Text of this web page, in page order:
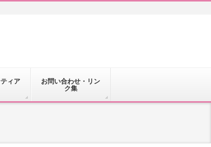
ィア
お問い合わせ・リン
ク集